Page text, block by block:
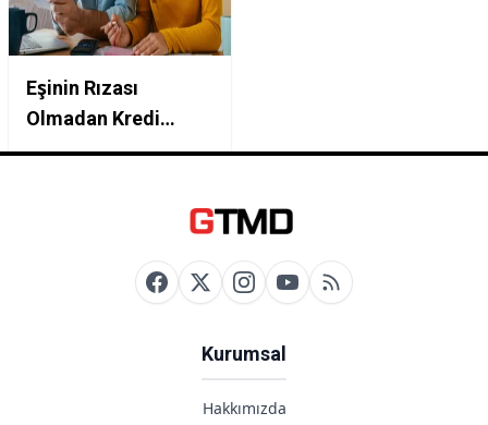
Eşinin Rızası
Olmadan Kredi
Çekilebilir mi? Hangi
Kurumsal
Hakkımızda